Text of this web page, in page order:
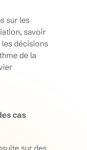
sur les
savoir
les décisions
de la
cas